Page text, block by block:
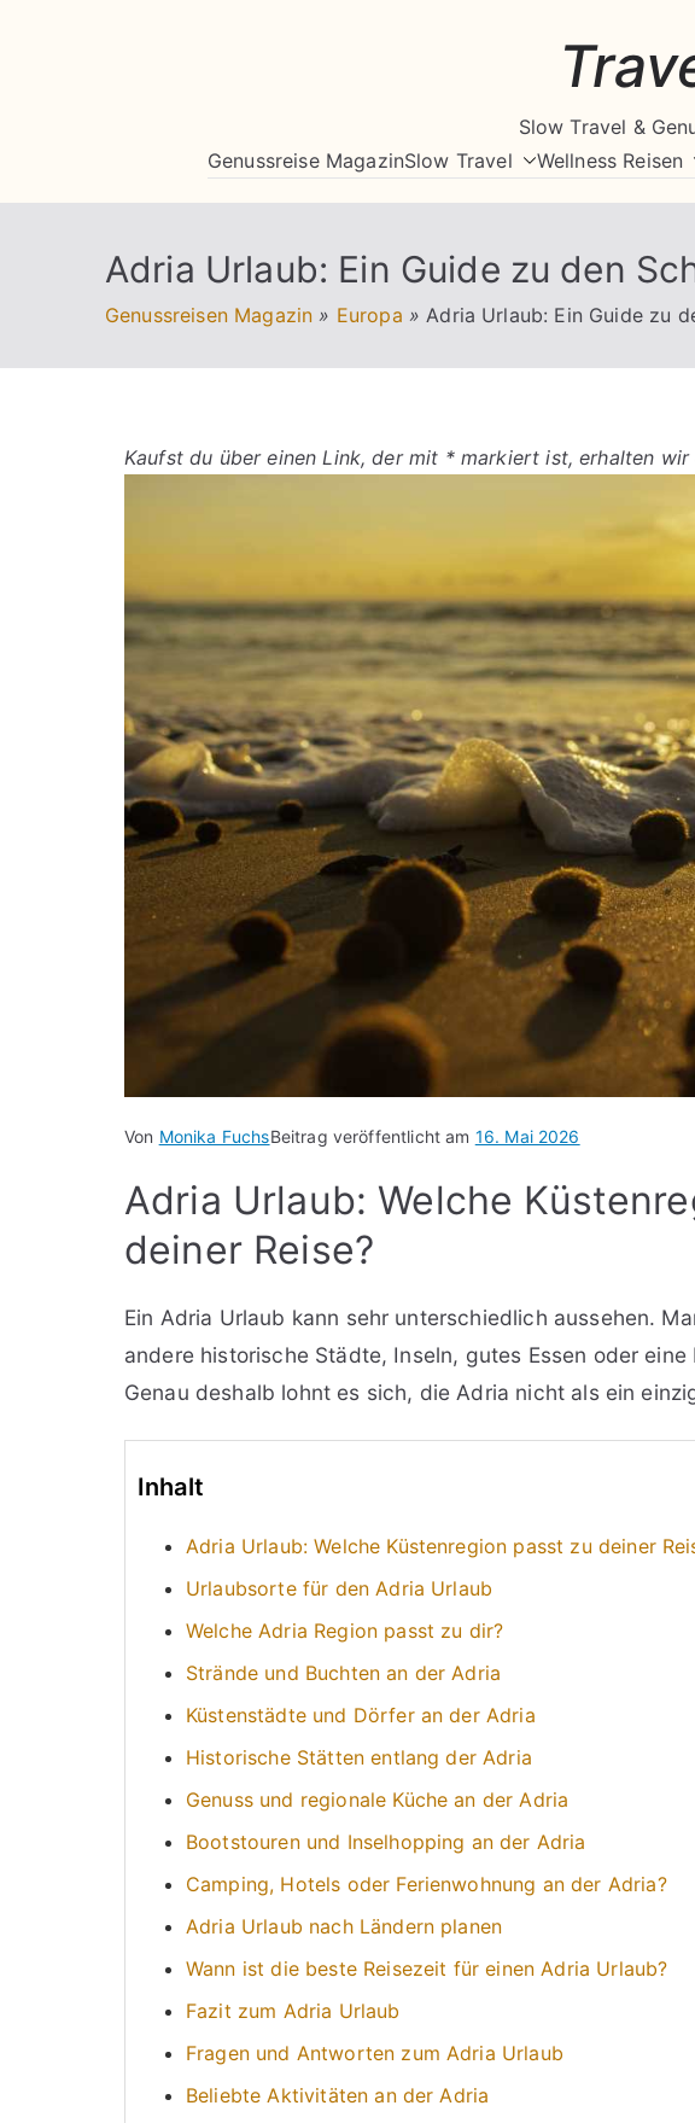
Slow Travel &
Genussreise MagazinSlow Travel Wellness Reisen
Adria Urlaub: Ein Guide zu den
Genussreisen Magazin » Europa » Adria Urlaub: Ein Guide zu
Kaufst du über einen Link, der mit * markiert ist, erhalten wir
Von Monika FuchsBeitrag veröffentlicht am 16. Mai 2026
Adria Urlaub: Welche
deiner Reise?
Ein Adria Urlaub kann sehr unterschiedlich aussehen.
andere historische Städte, Inseln, gutes Essen oder
Genau deshalb lohnt es sich, die Adria nicht als ein
Inhalt
Adria Urlaub: Welche Küstenregion passt zu deiner
Urlaubsorte für den Adria Urlaub
Welche Adria Region passt zu dir?
Strände und Buchten an der Adria
Küstenstädte und Dörfer an der Adria
Historische Stätten entlang der Adria
Genuss und regionale Küche an der Adria
Bootstouren und Inselhopping an der Adria
Camping, Hotels oder Ferienwohnung an der Adria?
Adria Urlaub nach Ländern planen
Wann ist die beste Reisezeit für einen Adria Urlaub?
Fazit zum Adria Urlaub
Fragen und Antworten zum Adria Urlaub
Beliebte Aktivitäten an der Adria